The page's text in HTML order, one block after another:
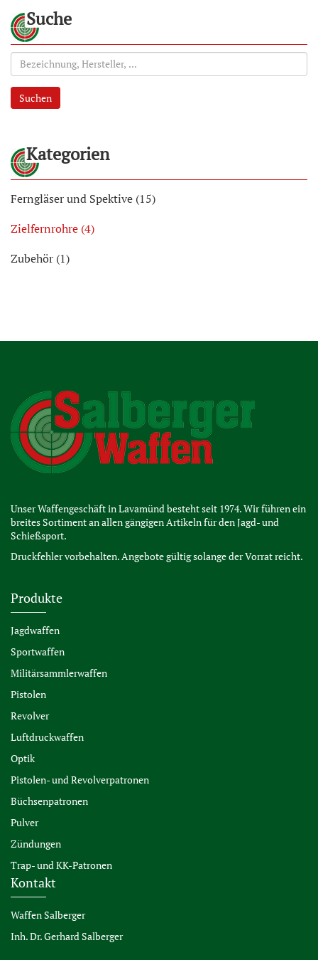
Suche
Suchen
Kategorien
Ferngläser und Spektive (15)
Zielfernrohre (4)
Zubehör (1)
Unser Waffengeschäft in Lavamünd besteht seit 1974. Wir führen ein
breites Sortiment an allen gängigen Artikeln für den Jagd- und
Schießsport.
Druckfehler vorbehalten. Angebote gültig solange der Vorrat reicht.
Produkte
Jagdwaffen
Sportwaffen
Militärsammlerwaffen
Pistolen
Revolver
Luftdruckwaffen
Optik
Pistolen- und Revolverpatronen
Büchsenpatronen
Pulver
Zündungen
Trap- und KK-Patronen
Kontakt
Waffen Salberger
Inh. Dr. Gerhard Salberger